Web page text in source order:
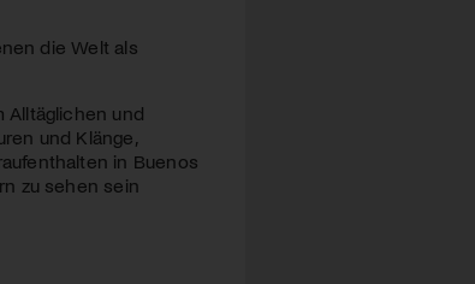
die Welt als
Alltäglichen und
und Klänge,
in Buenos
zu sehen sein